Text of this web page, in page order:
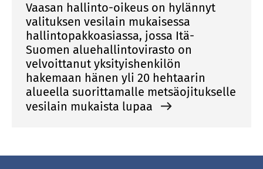
Vaasan hallinto-oikeus on hylännyt
valituksen vesilain mukaisessa
hallintopakkoasiassa, jossa Itä-
Suomen aluehallintovirasto on
velvoittanut yksityishenkilön
hakemaan hänen yli 20 hehtaarin
alueella suorittamalle metsäojitukselle
vesilain mukaista lupaa